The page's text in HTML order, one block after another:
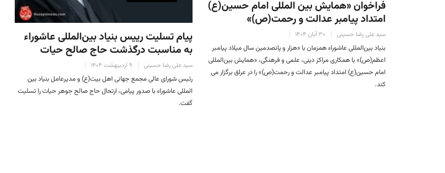
فراخوان «همایش بین المللی امام حسین(ع)
امتداد پیامبر عدالت و رحمت(ص)»
سید علی رضا حسینی ۳۰ آبان ۱۴۰۴
بنیاد بین‌المللی عاشوراء همزمان با «هزار و پانصدمین سال میلاد پیامبر
اعظم(ص)» با همکاری مراکز دینی، علمی و فرهنگی، «همایش بین‌المللی
امام حسین(ع) امتداد پیامبر عدالت و رحمت(ص)» را در عراق برگزار می
کند.
پیام تسلیت رییس بنیاد بین‌المللی عاشوراء
به مناسبت درگذشت حاج صالح حیات
سید علی رضا حسینی ۹ اردیبهشت ۱۴۰۴
رئیس شورای عالی مجمع جهانی اهل بیت(ع) و مدیرعامل بنیاد بین
المللی عاشوراء با صدور پیامی، ارتحال حاج صالح جوهر حیات را تسلیت
گفت.